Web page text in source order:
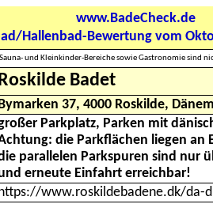
www.BadeCheck.de
Hallenbad-Bewertung vom
und Kleinkinder-Bereiche sowie Gastronomie sind
Badet
Bymarken 37, 4000 Roskilde,
Parkplatz, Parken mit
die Parkflächen liegen an
parallelen Parkspuren sind nur
erneute Einfahrt erreichbar!
https://www.roskildebadene.dk/da-